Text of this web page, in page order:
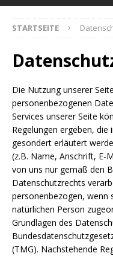
STARTSEITE
Die Nutzung unserer
personenbezogenen
Services unserer Seite
Regelungen ergeben, die
gesondert erläutert
(z.B. Name, Anschrift, E-
von uns nur gemäß den
Datenschutzrechts
personenbezogen, wenn
natürlichen Person
Grundlagen des
(TMG). Nachstehende